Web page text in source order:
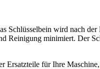
wird nach
minimiert. Der
Ersatzteile für Ihre Maschine,